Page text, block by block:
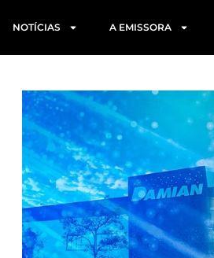
NOTÍCIAS A EMISSORA